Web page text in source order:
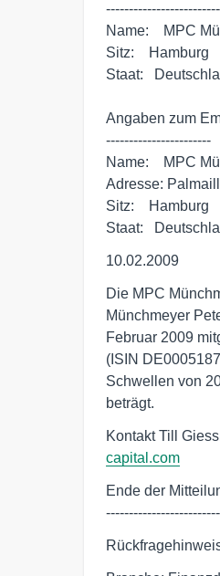
Name:    MPC
Sitz:    Hamburg
Staat:
Angaben zum
-----------------------
Name:    MPC
Adresse:
Sitz:    Hamburg
Staat:
10.02.2009
Die MPC
Münchmeyer
Februar 2009
(ISIN
Schwellen von
beträgt.
Kontakt Till
capital.com
Ende der